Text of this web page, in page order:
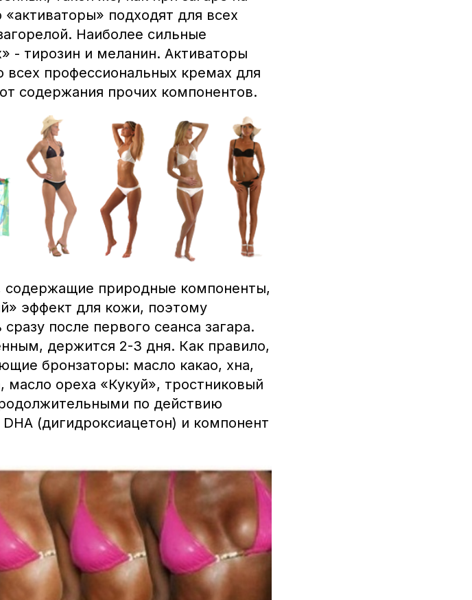
подходят для всех
Наиболее сильные
- тирозин и меланин. Активаторы
всех профессиональных кремах для
содержания прочих компонентов.
содержащие природные компоненты,
эффект для кожи, поэтому
после первого сеанса загара.
держится 2-3 дня. Как правило,
бронзаторы: масло какао, хна,
масло ореха «Кукуй», тростниковый
по действию
(дигидроксиацетон) и компонент